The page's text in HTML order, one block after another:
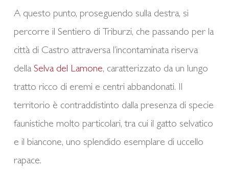
A questo punto, proseguendo sulla destra, si
percorre il Sentiero di Triburzi, che passando per la
città di Castro attraversa l’incontaminata riserva
della Selva del Lamone, caratterizzato da un lungo
tratto ricco di eremi e centri abbandonati. Il
territorio è contraddistinto dalla presenza di specie
faunistiche molto particolari, tra cui il gatto selvatico
e il biancone, uno splendido esemplare di uccello
rapace.